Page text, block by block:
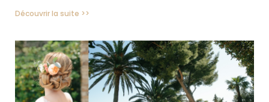
Découvrir la suite >>